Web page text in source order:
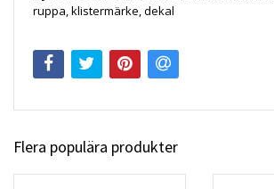
ruppa, klistermärke, dekal
Flera populära produkter